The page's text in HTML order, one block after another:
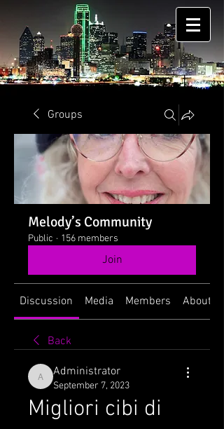
Groups
Melody’s Community
Public · 156 members
Join
Discussion Media Members About
Back
Administrator
Administrator
September 7, 2023
Migliori cibi di